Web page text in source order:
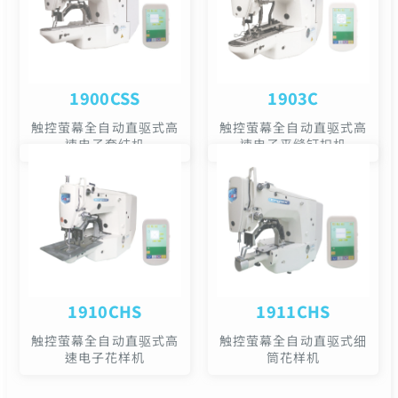
1900CSS
触控萤幕全自动直驱式高
速电子套结机
1903C
触控萤幕全自动直驱式高
速电子平缝钉扣机
1910CHS
触控萤幕全自动直驱式高
速电子花样机
1911CHS
触控萤幕全自动直驱式细
筒花样机